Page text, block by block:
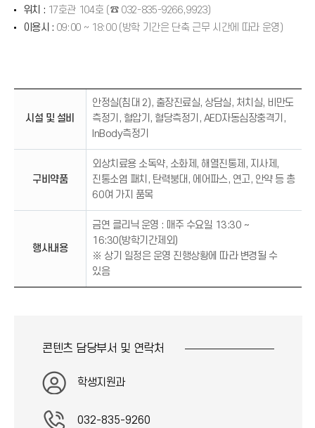
위치 : 17호관 104호 (☎ 032-835-9266,9923)
이용시 : 09:00 ~ 18:00 (방학 기간은 단축 근무 시간에 따라 운영)
U
로
시설 및 설비
안정실(침대 2), 출장진료실, 상담실, 처치실, 비만도
측정기, 혈압기, 혈당측정기, AED자동심장충격기,
InBody측정기
구비약품
외상치료용 소독약, 소화제, 해열진통제, 지사제,
진통소염 패치, 탄력붕대, 에어파스, 연고, 안약 등 총
60여 가지 품목
행사내용
금연 클리닉 운영 : 매주 수요일 13:30 ~
16:30(방학기간제외)
※ 상기 일정은 운영 진행상황에 따라 변경될 수
있음
콘텐츠 담당부서 및 연락처
학생지원과
032-835-9260